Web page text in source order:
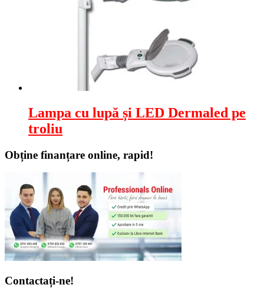
Lampa cu lupă și LED Dermaled pe
troliu
Obține finanțare online, rapid!
Contactați-ne!